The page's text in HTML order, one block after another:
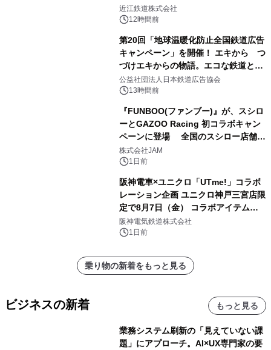
「長濱浪漫ビール」が参加！キリン一
番搾り飲み放題が復活！
近江鉄道株式会社
12時間前
第20回「地球温暖化防止全国鉄道広告
キャンペーン」を開催！ エキから つ
づけエキからの物語。エコな鉄道とと
もに。
公益社団法人日本鉄道広告協会
13時間前
『FUNBOO(ファンブー)』が、スシロ
ーとGAZOO Racing 初コラボキャン
ペーンに登場 全国のスシロー店舗で
GR 4車種の FUNBOO(ミニカー)付き
メニューが展開されます
株式会社JAM
1日前
阪神電車×ユニクロ「UTme!」コラボ
レーション企画 ユニクロ神戸三宮店限
定で8月7日（金） コラボアイテムが
発売決定！
阪神電気鉄道株式会社
1日前
乗り物の新着をもっと見る
ビジネスの新着 もっと見る
業務システム刷新の「見えていない課
題」にアプローチ。AI×UX専門家の要